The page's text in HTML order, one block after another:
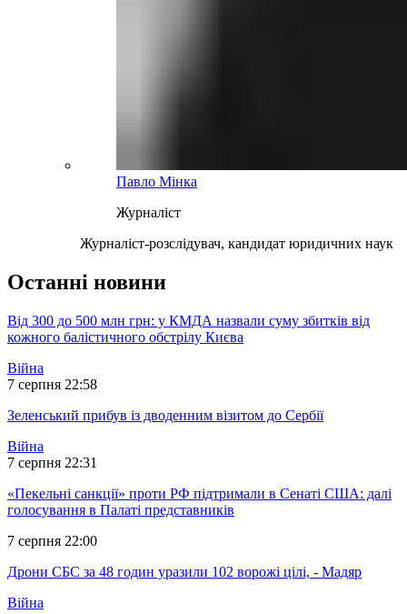
Павло Мінка
Журналіст
Журналіст-розслідувач, кандидат юридичних наук
Останні новини
Від 300 до 500 млн грн: у КМДА назвали суму збитків від
кожного балістичного обстрілу Києва
Війна
7 серпня 22:58
Зеленський прибув із дводенним візитом до Сербії
Війна
7 серпня 22:31
«Пекельні санкції» проти РФ підтримали в Сенаті США: далі
голосування в Палаті представників
7 серпня 22:00
Дрони СБС за 48 годин уразили 102 ворожі цілі, - Мадяр
Війна